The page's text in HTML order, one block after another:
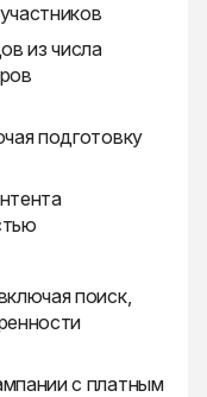
из числа
подготовку
поиск,
с платным